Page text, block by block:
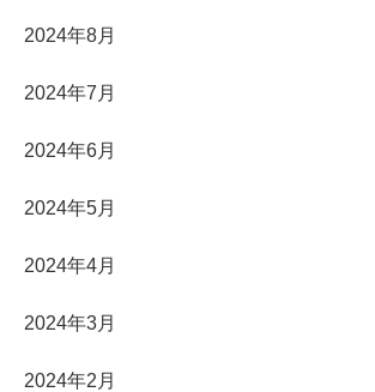
2024年8月
2024年7月
2024年6月
2024年5月
2024年4月
2024年3月
2024年2月